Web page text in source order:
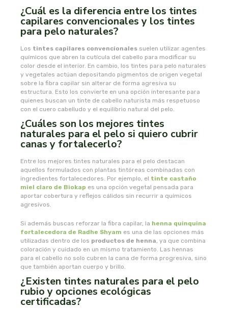
¿Cuál es la diferencia entre los tintes
capilares convencionales y los tintes
para pelo naturales?
Los tintes capilares convencionales suelen utilizar agentes
químicos que abren la cutícula del cabello para modificar su
color desde el interior. En cambio, los tintes para pelo naturales
y vegetales actúan depositando pigmentos de origen vegetal
sobre la fibra capilar sin alterar de forma agresiva su
estructura. Esto los convierte en una opción interesante para
quienes buscan un tinte de cabello naturista más respetuoso
con el cuero cabelludo y el equilibrio natural del pelo.
¿Cuáles son los mejores tintes
naturales para el pelo si quiero cubrir
canas y fortalecerlo?
Entre los mejores tintes naturales para el pelo destacan
aquellos formulados con plantas tintóreas combinadas con
ingredientes fortalecedores. Por ejemplo, el tinte castaño
miel claro de Biokap es una opción vegetal pensada para
aportar cobertura y reflejos cálidos sin recurrir a químicos
agresivos.
Si además buscas reforzar la fibra capilar, la henna quinquina
fortalecedora de Radhe Shyam es una de las opciones más
utilizadas dentro de los productos de henna, ya que combina
coloración y cuidado en un mismo tratamiento. Las hennas
para el cabello no solo cubren la cana de forma progresiva, sino
que también aportan cuerpo y brillo.
¿Existen tintes naturales para el pelo
rubio y opciones ecológicas
certificadas?
ozolife
pesasur
pharmadiet
phyto-actif
phytoadvance
phytovit s.l.
pingo
plantapol
plantis
pompeia life